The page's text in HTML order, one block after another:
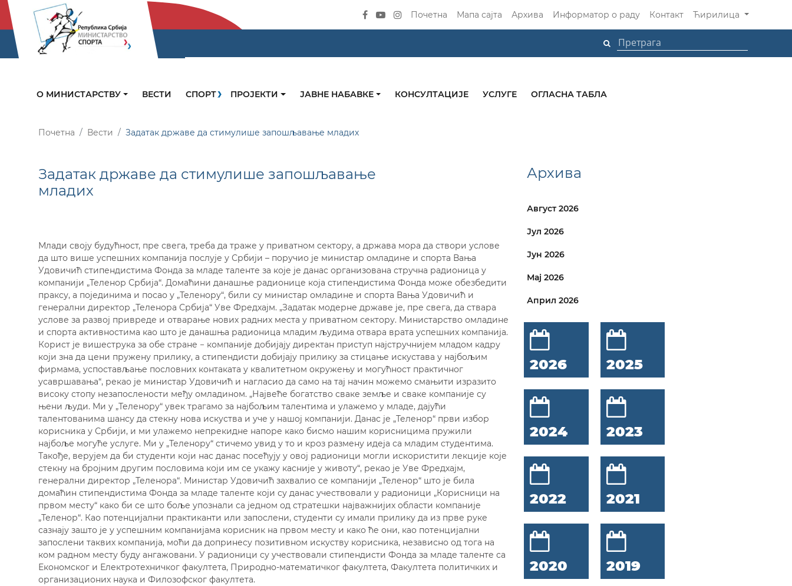
Почетна Мапа сајта Архива Информатор о раду Контакт Ћирилица
О МИНИСТАРСТВУ ВЕСТИ СПОРТ ПРОЈЕКТИ ЈАВНЕ НАБАВКЕ КОНСУЛТАЦИЈЕ УСЛУГЕ ОГЛАСНА ТАБЛА
Почетна Вести Задатак државе да стимулише запошљавање младих
Задатак државе да стимулише запошљавање
младих
Млади своју будућност, пре свега, треба да траже у приватном сектору, а држава мора да створи услове
да што више успешних компанија послује у Србији – поручио је министар омладине и спорта Вања
Удовичић стипендистима Фонда за младе таленте за које је данас организована стручна радионица у
компанији „Теленор Србија“. Домаћини данашње радионице која стипендистима Фонда може обезбедити
праксу, а појединима и посао у „Теленору“, били су министар омладине и спорта Вања Удовичић и
генерални директор „Теленора Србија“ Уве Фредхајм. „Задатак модерне државе је, пре свега, да ствара
услове за развој привреде и отварање нових радних места у приватном сектору. Министарство омладине
и спорта активностима као што је данашња радионица младим људима отвара врата успешних компанија.
Корист је вишеструка за обе стране − компаније добијају директан приступ најстручнијем младом кадру
који зна да цени пружену прилику, а стипендисти добијају прилику за стицање искустава у најбољим
фирмама, успостављање пословних контаката у квалитетном окружењу и могућност практичног
усавршавања“, рекао је министар Удовичић и нагласио да само на тај начин можемо смањити изразито
високу стопу незапослености међу омладином. „Највеће богатство сваке земље и сваке компаније су
њени људи. Ми у „Теленору“ увек трагамо за најбољим талентима и улажемо у младе, дајући
талентованима шансу да стекну нова искуства и уче у нашој компанији. Данас је „Теленор“ први избор
корисника у Србији, и ми улажемо непрекидне напоре како бисмо нашим корисницима пружили
најбоље могуће услуге. Ми у „Теленору“ стичемо увид у то и кроз размену идеја са младим студентима.
Такође, верујем да би студенти који нас данас посећују у овој радионици могли искористити лекције које
стекну на бројним другим пословима који им се укажу касније у животу“, рекао је Уве Фредхајм,
генерални директор „Теленора“. Министар Удовичић захвалио се компанији „Теленор“ што је била
домаћин стипендистима Фонда за младе таленте који су данас учествовали у радионици „Корисници на
првом месту“ како би се што боље упознали са једном од стратешки најважнијих области компаније
„Теленор“. Као потенцијални практиканти или запослени, студенти су имали прилику да из прве руке
сазнају зашто је у успешним компанијама корисник на првом месту и како ће они, као потенцијални
запослени таквих компанија, моћи да допринесу позитивном искуству корисника, независно од тога на
ком радном месту буду ангажовани. У радионици су учествовали стипендисти Фонда за младе таленте са
Економског и Електротехничког факултета, Природно-математичког факултета, Факултета политичких и
организационих наука и Филозофског факултета.
Архива
Август 2026
Јул 2026
Јун 2026
Мај 2026
Април 2026
2026 2025
2024 2023
2022 2021
2020 2019